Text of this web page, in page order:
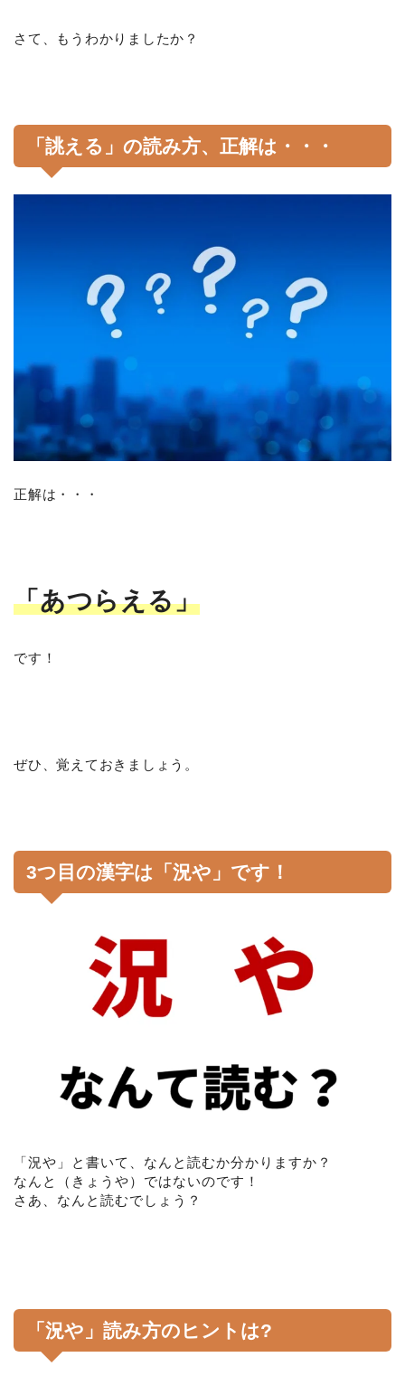
さて、もうわかりましたか？
「誂える」の読み方、正解は・・・
正解は・・・
「あつらえる」
です！
ぜひ、覚えておきましょう。
3つ目の漢字は「況や」です！
「況や」と書いて、なんと読むか分かりますか？
なんと（きょうや）ではないのです！
さあ、なんと読むでしょう？
「況や」読み方のヒントは?